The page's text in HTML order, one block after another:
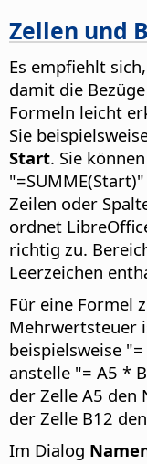
Zellen und
Es empfiehlt
damit die
Formeln leicht
Sie
Start. Sie
Zeilen oder
ordnet
richtig zu.
Leerzeichen
Für eine Formel
Mehrwertsteuer
beispielsweise
anstelle "= A5 *
der Zelle A5 den
der Zelle B12
Im Dialog